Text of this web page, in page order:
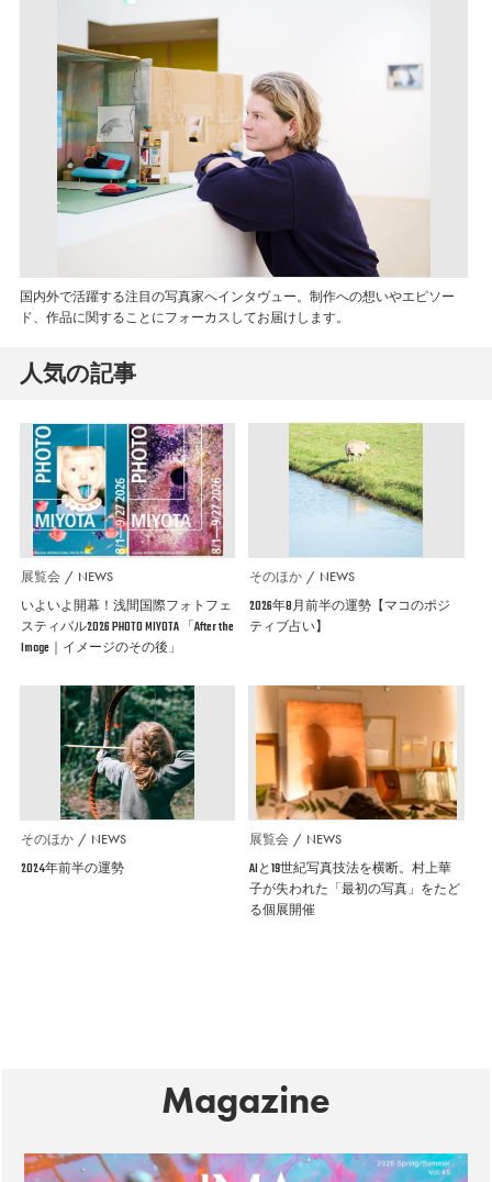
国内外で活躍する注目の写真家へインタヴュー。制作への想いやエピソー
ド、作品に関することにフォーカスしてお届けします。
人気の記事
展覧会 NEWS
いよいよ開幕！浅間国際フォトフェ
スティバル2026 PHOTO MIYOTA 「After the
Image｜イメージのその後」
そのほか NEWS
2026年8月前半の運勢【マコのポジ
ティブ占い】
そのほか NEWS
2024年前半の運勢
展覧会 NEWS
AIと19世紀写真技法を横断。村上華
子が失われた「最初の写真」をたど
る個展開催
Magazine